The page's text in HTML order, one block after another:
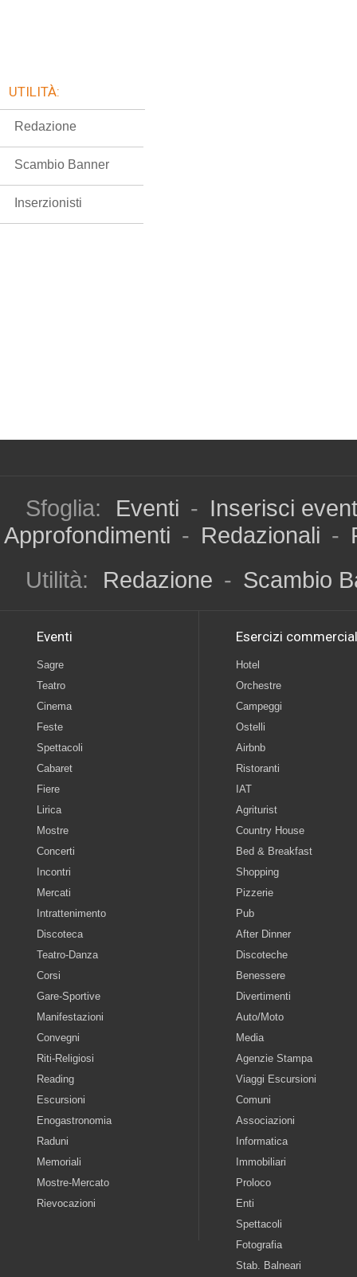
UTILITÀ:
Redazione
Scambio Banner
Inserzionisti
Sfoglia: Eventi - Inserisci
Approfondimenti - Redazionali -
Utilità:
Redazione - Scambio
Eventi
Sagre
Teatro
Cinema
Feste
Spettacoli
Cabaret
Fiere
Lirica
Mostre
Concerti
Incontri
Mercati
Intrattenimento
Discoteca
Teatro-Danza
Corsi
Gare-Sportive
Manifestazioni
Convegni
Riti-Religiosi
Reading
Escursioni
Enogastronomia
Raduni
Memoriali
Mostre-Mercato
Rievocazioni
Esercizi
Hotel
Orchestre
Campeggi
Ostelli
Airbnb
Ristoranti
IAT
Agriturist
Country House
Bed & Breakfast
Shopping
Pizzerie
Pub
After Dinner
Discoteche
Benessere
Divertimenti
Auto/Moto
Media
Agenzie Stampa
Viaggi Escursioni
Comuni
Associazioni
Informatica
Immobiliari
Proloco
Enti
Spettacoli
Fotografia
Stab. Balneari